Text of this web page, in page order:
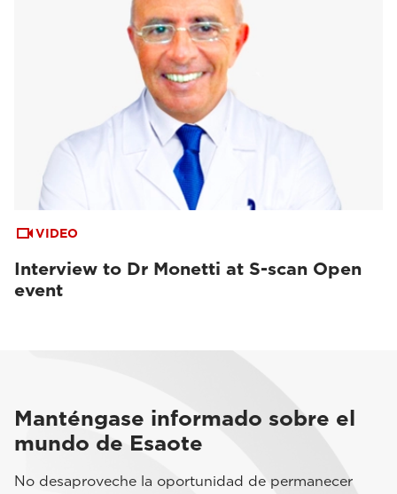
VIDEO
Interview to Dr Monetti at S-scan Open
event
Manténgase informado sobre el
mundo de Esaote
No desaproveche la oportunidad de permanecer